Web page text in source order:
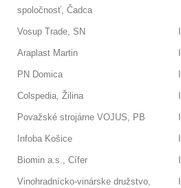
spoločnosť, Čadca
Vosup Trade, SN
Araplast Martin
PN Domica
Colspedia, Žilina
Považské strojárne VOJUS, PB
Infoba Košice
Biomin a.s., Cífer
Vinohradnícko-vinárske družstvo,